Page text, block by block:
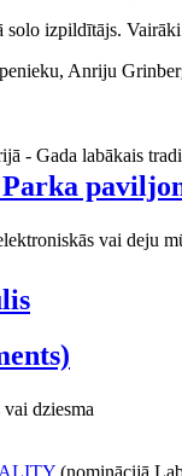
izpildītājs.
Anriju
- Gada labākais
vai deju
dziesma
(nominācijā